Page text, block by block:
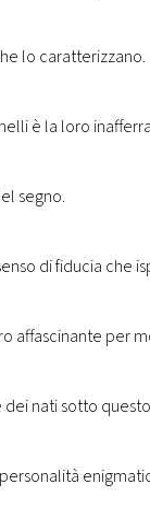
lo caratterizzano.
è la loro
segno.
di fiducia che
affascinante per
nati sotto